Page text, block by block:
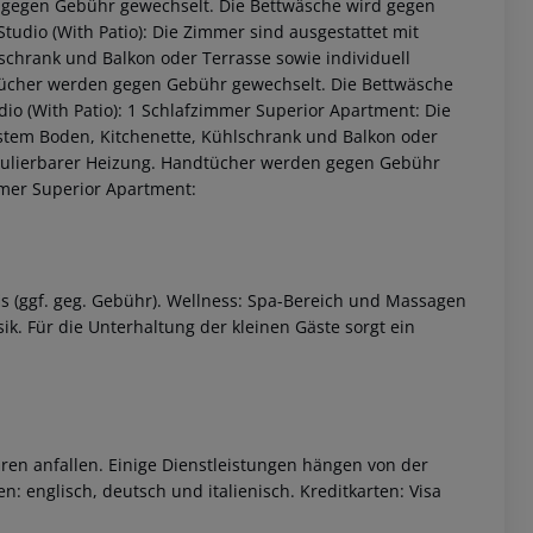
Gebühr gewechselt. Die Bettwäsche wird gegen
(With Patio): Die Zimmer sind ausgestattet mit
und Balkon oder Terrasse sowie individuell
werden gegen Gebühr gewechselt. Die Bettwäsche
(With Patio): 1 Schlafzimmer Superior Apartment: Die
Boden, Kitchenette, Kühlschrank und Balkon oder
Heizung. Handtücher werden gegen Gebühr
Superior Apartment:
geg. Gebühr). Wellness: Spa-Bereich und Massagen
Für die Unterhaltung der kleinen Gäste sorgt ein
anfallen. Einige Dienstleistungen hängen von der
englisch, deutsch und italienisch. Kreditkarten: Visa